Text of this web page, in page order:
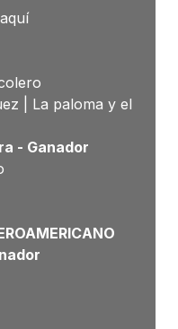
| La paloma y el
- Ganador